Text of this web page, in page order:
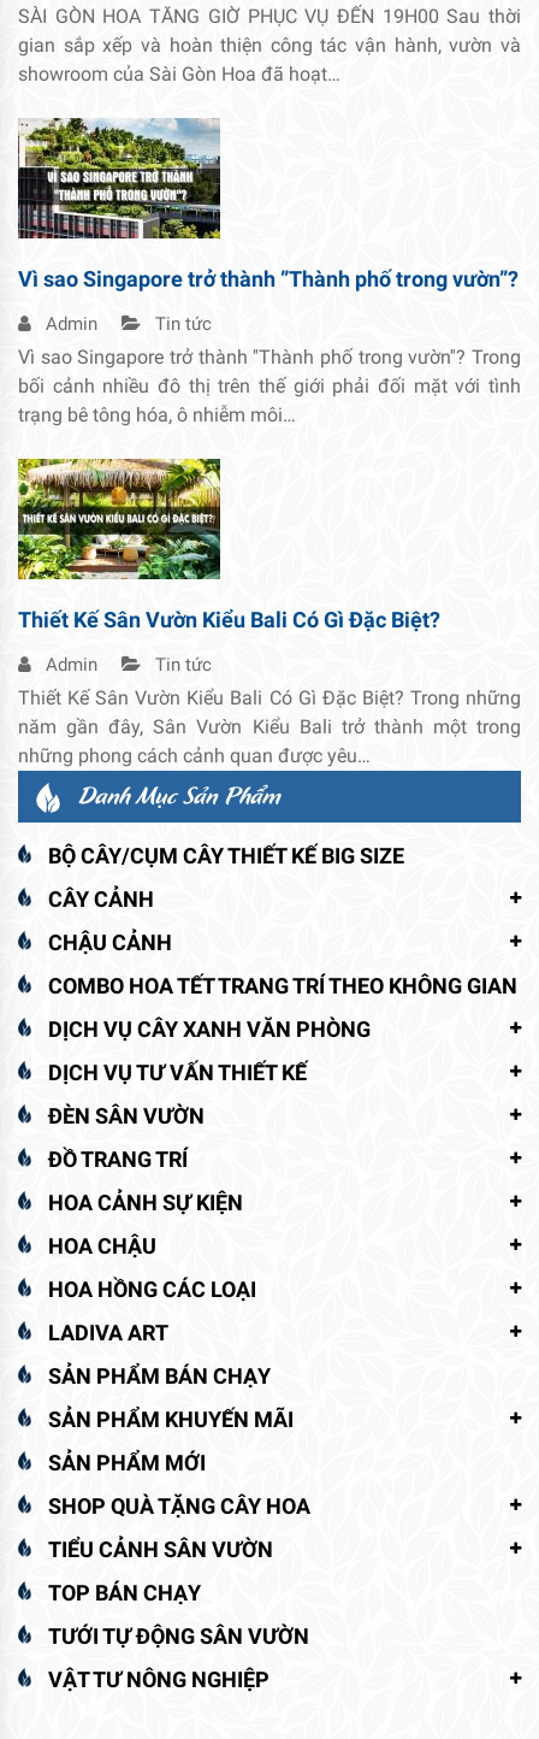
SÀI GÒN HOA TĂNG GIỜ PHỤC VỤ ĐẾN 19H00 Sau thời
gian sắp xếp và hoàn thiện công tác vận hành, vườn và
showroom của Sài Gòn Hoa đã hoạt…
Vì sao Singapore trở thành ”Thành phố trong vườn”?
Admin Tin tức
Vì sao Singapore trở thành ''Thành phố trong vườn''? Trong
bối cảnh nhiều đô thị trên thế giới phải đối mặt với tình
trạng bê tông hóa, ô nhiễm môi…
Thiết Kế Sân Vườn Kiểu Bali Có Gì Đặc Biệt?
Admin Tin tức
Thiết Kế Sân Vườn Kiểu Bali Có Gì Đặc Biệt? Trong những
năm gần đây, Sân Vườn Kiểu Bali trở thành một trong
những phong cách cảnh quan được yêu…
Danh Mục Sản Phẩm
BỘ CÂY/CỤM CÂY THIẾT KẾ BIG SIZE
CÂY CẢNH
CHẬU CẢNH
COMBO HOA TẾT TRANG TRÍ THEO KHÔNG GIAN
DỊCH VỤ CÂY XANH VĂN PHÒNG
DỊCH VỤ TƯ VẤN THIẾT KẾ
ĐÈN SÂN VƯỜN
ĐỒ TRANG TRÍ
HOA CẢNH SỰ KIỆN
HOA CHẬU
HOA HỒNG CÁC LOẠI
LADIVA ART
SẢN PHẨM BÁN CHẠY
SẢN PHẨM KHUYẾN MÃI
SẢN PHẨM MỚI
SHOP QUÀ TẶNG CÂY HOA
TIỂU CẢNH SÂN VƯỜN
TOP BÁN CHẠY
TƯỚI TỰ ĐỘNG SÂN VƯỜN
VẬT TƯ NÔNG NGHIỆP